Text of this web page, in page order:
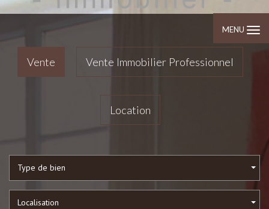
MENU
Vente Vente Immobilier Professionnel
Location
Type de bien
Localisation